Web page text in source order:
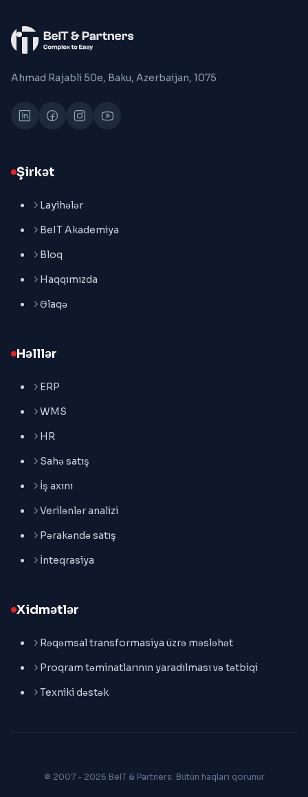
Ahmad Rajabli 50e, Baku, Azerbaijan, 1075
Şirkət
Layihələr
BeIT Akademiya
Bloq
Haqqımızda
Əlaqə
Həlllər
ERP
WMS
HR
Sahə satış
İş axını
Verilənlər analizi
Pərakəndə satış
İnteqrasiya
Xidmətlər
Rəqəmsal transformasiya üzrə məsləhət
Proqram təminatlarının yaradılması və tətbiqi
Texniki dəstək
© 2007 - 2026 BeIT & Partners. Bütün haqları qorunur